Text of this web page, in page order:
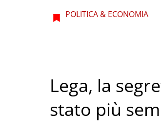
POLITICA & ECONOMIA
Lega, la
stato più